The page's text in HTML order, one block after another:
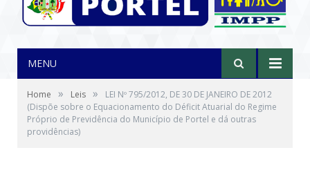
MENU
Home » Leis »
LEI Nº 795/2012, DE 30 DE JANEIRO DE 2012
(Dispõe sobre o Equacionamento do Déficit Atuarial do Regime
Próprio de Previdência do Município de Portel e dá outras
providências)